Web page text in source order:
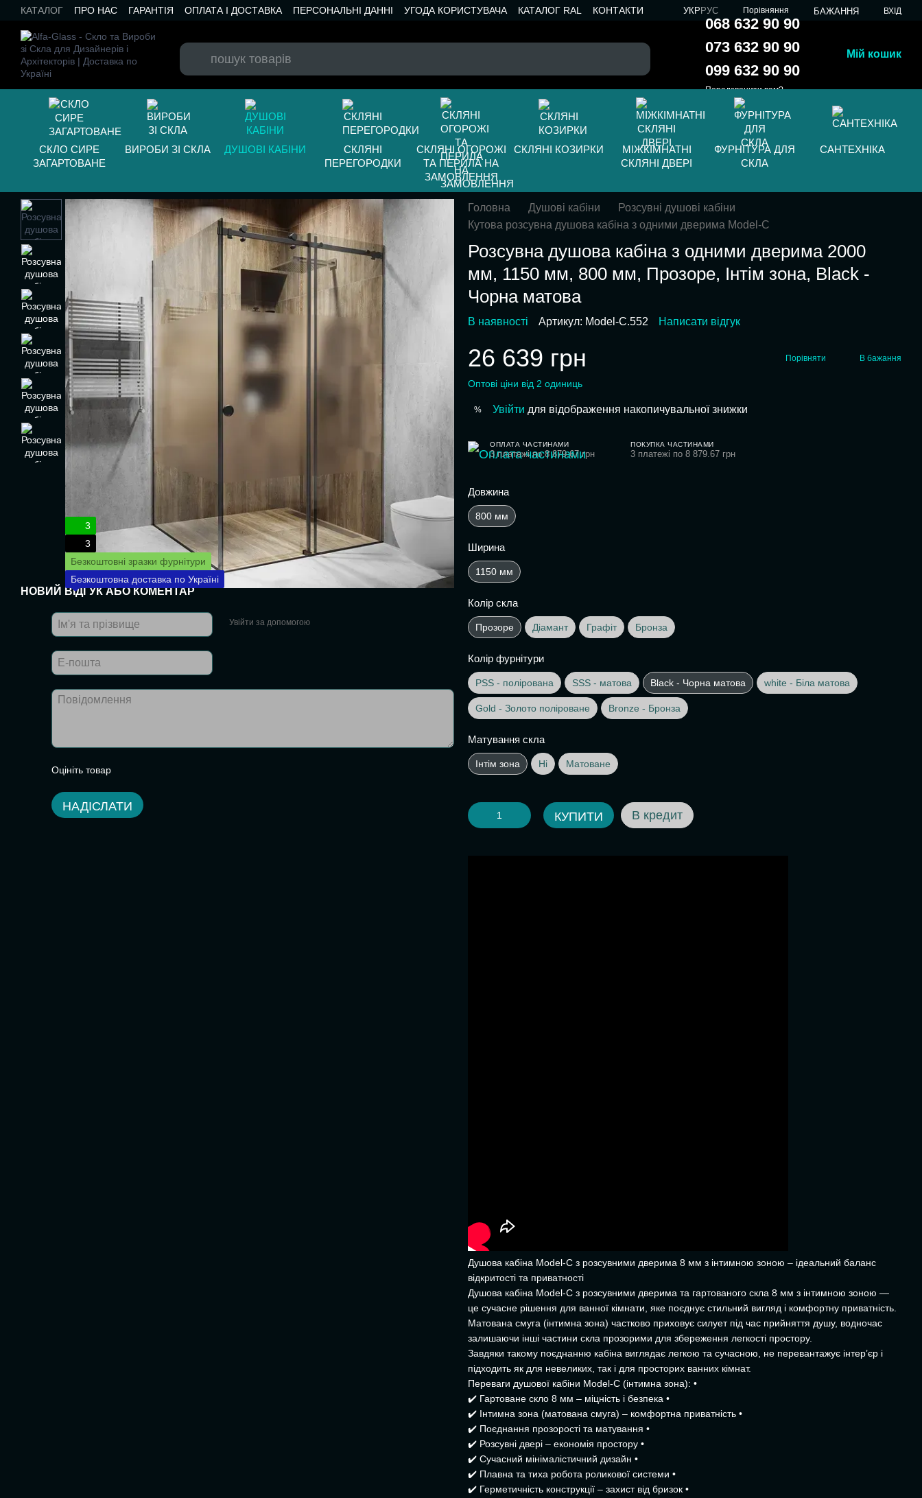
Перейти до основного контенту
КАТАЛОГ ПРО НАС ГАРАНТІЯ ОПЛАТА І ДОСТАВКА ПЕРСОНАЛЬНІ ДАННІ УГОДА КОРИСТУВАЧА КАТАЛОГ RAL
КОНТАКТИ
УКРРУС Порівняння БАЖАННЯ ВХІД
068 632 90 90
073 632 90 90
099 632 90 90
Передзвонити вам?
Мій кошик
СКЛО СИРЕ
ЗАГАРТОВАНЕ
ВИРОБИ ЗІ СКЛА ДУШОВІ КАБІНИ
СКЛЯНІ
ПЕРЕГОРОДКИ
СКЛЯНІ ОГОРОЖІ
ТА ПЕРИЛА НА
ЗАМОВЛЕННЯ
СКЛЯНІ КОЗИРКИ
МІЖКІМНАТНІ
СКЛЯНІ ДВЕРІ
ФУРНІТУРА ДЛЯ
СКЛА
САНТЕХНІКА
3
3
Безкоштовні зразки фурнітури
Безкоштовна доставка по Україні
НОВИЙ ВІДГУК АБО КОМЕНТАР
Увійти за допомогою
Оцініть товар
НАДІСЛАТИ
Головна Душові кабіни
Розсувні душові кабіни
Кутова розсувна душова кабіна з одними дверима Model-C
Розсувна душова кабіна з одними дверима 2000
мм, 1150 мм, 800 мм, Прозоре, Інтім зона, Black -
Чорна матова
В наявності Артикул: Model-C.552 Написати відгук
26 639 грн Порівняти В бажання
Оптові ціни від 2 одиниць
% Увійти для відображення накопичувальної знижки
ОПЛАТА ЧАСТИНАМИ
3 платежі по 8 879.67 грн
ПОКУПКА ЧАСТИНАМИ
3 платежі по 8 879.67 грн
Довжина
800 мм
Ширина
1150 мм
Колір скла
Прозоре Діамант Графіт Бронза
Колір фурнітури
PSS - полірована SSS - матова Black - Чорна матова white - Біла матова
Gold - Золото поліроване Bronze - Бронза
Матування скла
Інтім зона Ні Матоване
КУПИТИ В кредит
Душова кабіна Model-C з розсувними дверима 8 мм з інтимною зоною – ідеальний баланс
відкритості та приватності
Душова кабіна Model-C з розсувними дверима та гартованого скла 8 мм з інтимною зоною —
це сучасне рішення для ванної кімнати, яке поєднує стильний вигляд і комфортну приватність.
Матована смуга (інтимна зона) частково приховує силует під час прийняття душу, водночас
залишаючи інші частини скла прозорими для збереження легкості простору.
Завдяки такому поєднанню кабіна виглядає легкою та сучасною, не перевантажує інтер’єр і
підходить як для невеликих, так і для просторих ванних кімнат.
Переваги душової кабіни Model-C (інтимна зона): •
✔️ Гартоване скло 8 мм – міцність і безпека •
✔️ Інтимна зона (матована смуга) – комфортна приватність •
✔️ Поєднання прозорості та матування •
✔️ Розсувні двері – економія простору •
✔️ Сучасний мінімалістичний дизайн •
✔️ Плавна та тиха робота роликової системи •
✔️ Герметичність конструкції – захист від бризок •